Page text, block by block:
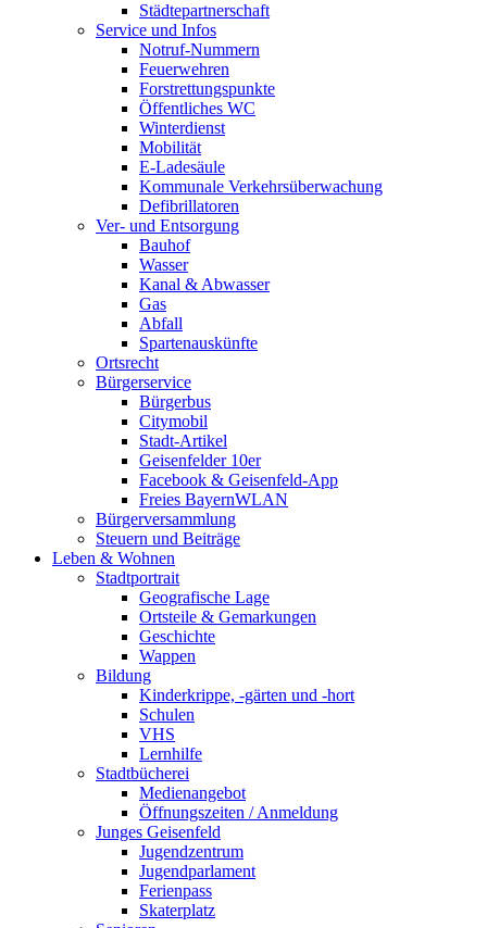
Städtepartnerschaft
Service und Infos
Notruf-Nummern
Feuerwehren
Forstrettungspunkte
Öffentliches WC
Winterdienst
Mobilität
E-Ladesäule
Kommunale Verkehrsüberwachung
Defibrillatoren
Ver- und Entsorgung
Bauhof
Wasser
Kanal & Abwasser
Gas
Abfall
Spartenauskünfte
Ortsrecht
Bürgerservice
Bürgerbus
Citymobil
Stadt-Artikel
Geisenfelder 10er
Facebook & Geisenfeld-App
Freies BayernWLAN
Bürgerversammlung
Steuern und Beiträge
Leben & Wohnen
Stadtportrait
Geografische Lage
Ortsteile & Gemarkungen
Geschichte
Wappen
Bildung
Kinderkrippe, -gärten und -hort
Schulen
VHS
Lernhilfe
Stadtbücherei
Medienangebot
Öffnungszeiten / Anmeldung
Junges Geisenfeld
Jugendzentrum
Jugendparlament
Ferienpass
Skaterplatz